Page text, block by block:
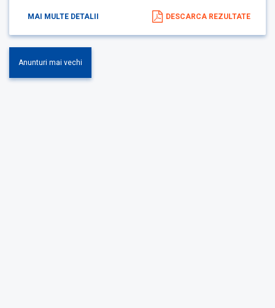
MAI MULTE DETALII DESCARCA REZULTATE
Anunturi mai vechi